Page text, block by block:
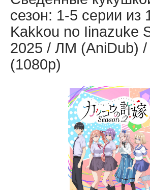
сезон: 1-5 серии из
Kakkou no Iinazuke
2025 / ЛМ (AniDub) /
(1080p)